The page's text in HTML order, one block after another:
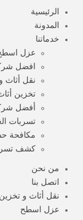
الرئيسية
المدونة
خدماتنا
عزل
افضل
نقل أثاث
تخزين
أفضل
تسربات
مكافحة
كشف
من نحن
اتصل بنا
نقل أثاث و تخزين
عزل اسطح